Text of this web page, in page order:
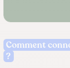
Comment
?